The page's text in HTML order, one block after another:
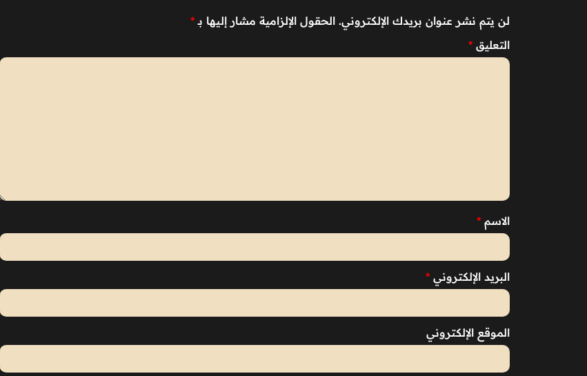
لن يتم نشر عنوان بريدك الإلكتروني. الحقول الإلزامية مشار إليها بـ *
التعليق *
الاسم *
البريد الإلكتروني *
الموقع الإلكتروني